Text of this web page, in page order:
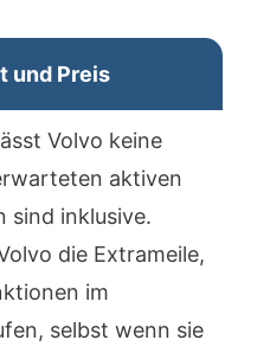
und Preis
Volvo keine
aktiven
sind inklusive.
die Extrameile,
im
selbst wenn sie